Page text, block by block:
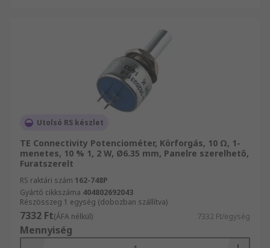
Utolsó RS készlet
TE Connectivity Potenciométer, Körforgás, 10 Ω, 1-
menetes, 10 % 1, 2 W, Ø6.35 mm, Panelre szerelhető,
Furatszerelt
RS raktári szám 162-748P
Gyártó cikkszáma 404802692043
Részösszeg 1 egység (dobozban szállítva)
7332 Ft(ÁFA nélkül) 7332 Ft/egység
Mennyiség